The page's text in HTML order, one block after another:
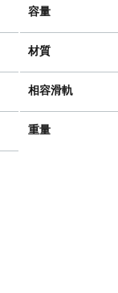
容量
材質
相容滑軌
重量